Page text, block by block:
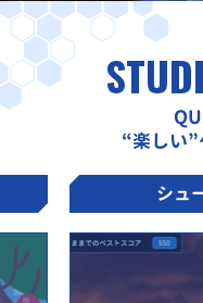
“楽しい
シュ